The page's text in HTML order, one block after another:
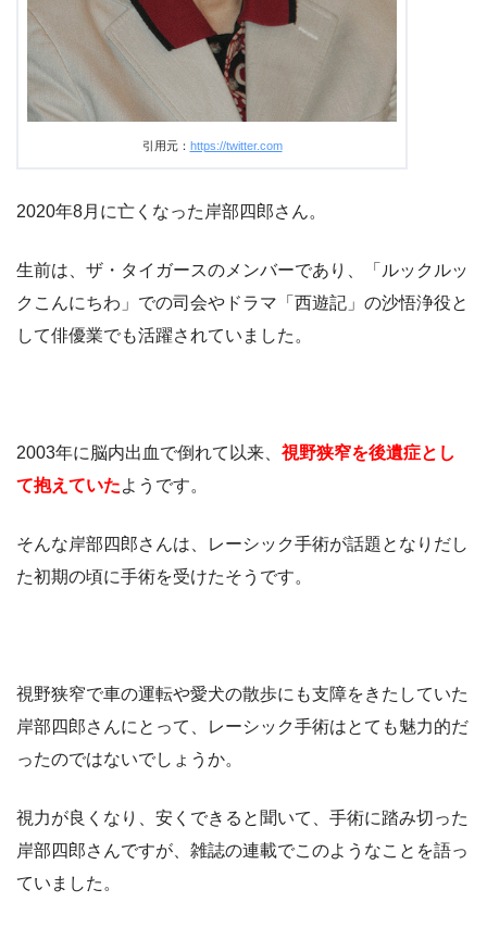
引用元： https://twitter.com
2020年8月に亡くなった岸部四郎さん。
生前は、ザ・タイガースのメンバーであり、「ルックルッ
クこんにちわ」での司会やドラマ「西遊記」の沙悟浄役と
して俳優業でも活躍されていました。
2003年に脳内出血で倒れて以来、 視野狭窄を後遺症とし
て抱えていたようです。
そんな岸部四郎さんは、レーシック手術が話題となりだし
た初期の頃に手術を受けたそうです。
視野狭窄で車の運転や愛犬の散歩にも支障をきたしていた
岸部四郎さんにとって、レーシック手術はとても魅力的だ
ったのではないでしょうか。
視力が良くなり、安くできると聞いて、手術に踏み切った
岸部四郎さんですが、雑誌の連載でこのようなことを語っ
ていました。